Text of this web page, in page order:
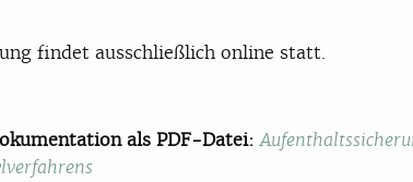
findet ausschließlich online statt.
als PDF-Datei: